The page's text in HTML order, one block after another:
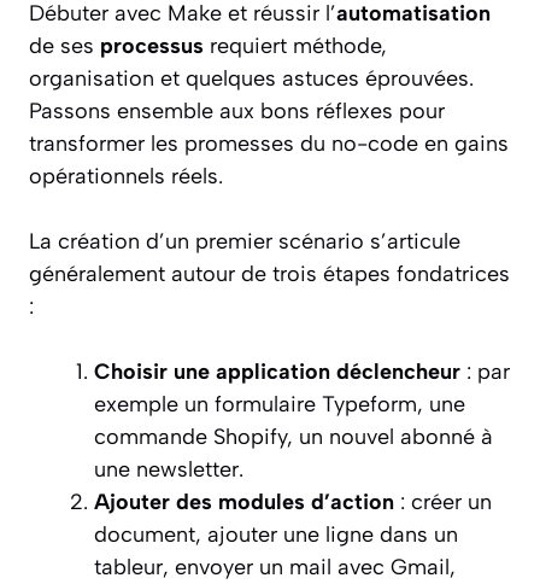
Débuter avec Make et réussir l’automatisation
de ses processus requiert méthode,
organisation et quelques astuces éprouvées.
Passons ensemble aux bons réflexes pour
transformer les promesses du no-code en gains
opérationnels réels.
La création d’un premier scénario s’articule
généralement autour de trois étapes fondatrices
:
Choisir une application déclencheur : par
exemple un formulaire Typeform, une
commande Shopify, un nouvel abonné à
une newsletter.
Ajouter des modules d’action : créer un
document, ajouter une ligne dans un
tableur, envoyer un mail avec Gmail,